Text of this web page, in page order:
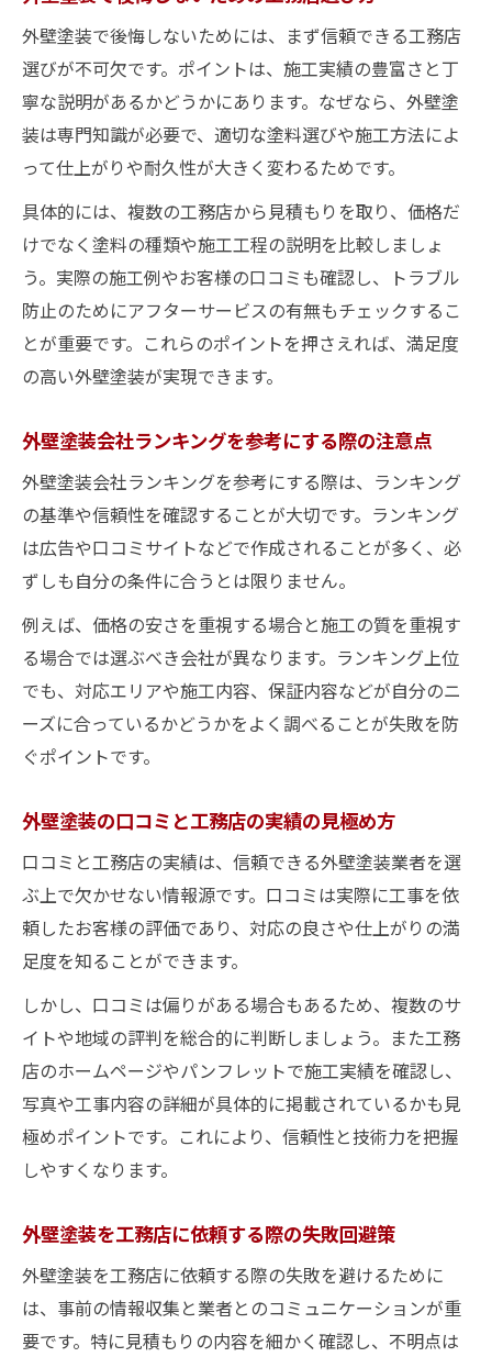
外壁塗装で後悔しないためには、まず信頼できる工務店
選びが不可欠です。ポイントは、施工実績の豊富さと丁
寧な説明があるかどうかにあります。なぜなら、外壁塗
装は専門知識が必要で、適切な塗料選びや施工方法によ
って仕上がりや耐久性が大きく変わるためです。
具体的には、複数の工務店から見積もりを取り、価格だ
けでなく塗料の種類や施工工程の説明を比較しましょ
う。実際の施工例やお客様の口コミも確認し、トラブル
防止のためにアフターサービスの有無もチェックするこ
とが重要です。これらのポイントを押さえれば、満足度
の高い外壁塗装が実現できます。
外壁塗装会社ランキングを参考にする際の注意点
外壁塗装会社ランキングを参考にする際は、ランキング
の基準や信頼性を確認することが大切です。ランキング
は広告や口コミサイトなどで作成されることが多く、必
ずしも自分の条件に合うとは限りません。
例えば、価格の安さを重視する場合と施工の質を重視す
る場合では選ぶべき会社が異なります。ランキング上位
でも、対応エリアや施工内容、保証内容などが自分のニ
ーズに合っているかどうかをよく調べることが失敗を防
ぐポイントです。
外壁塗装の口コミと工務店の実績の見極め方
口コミと工務店の実績は、信頼できる外壁塗装業者を選
ぶ上で欠かせない情報源です。口コミは実際に工事を依
頼したお客様の評価であり、対応の良さや仕上がりの満
足度を知ることができます。
しかし、口コミは偏りがある場合もあるため、複数のサ
イトや地域の評判を総合的に判断しましょう。また工務
店のホームページやパンフレットで施工実績を確認し、
写真や工事内容の詳細が具体的に掲載されているかも見
極めポイントです。これにより、信頼性と技術力を把握
しやすくなります。
外壁塗装を工務店に依頼する際の失敗回避策
外壁塗装を工務店に依頼する際の失敗を避けるために
は、事前の情報収集と業者とのコミュニケーションが重
要です。特に見積もりの内容を細かく確認し、不明点は